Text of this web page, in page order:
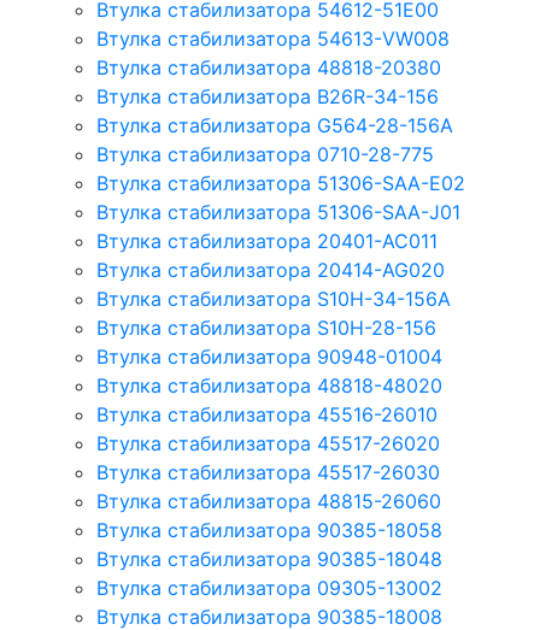
Втулка стабилизатора 54612-51E00
Втулка стабилизатора 54613-VW008
Втулка стабилизатора 48818-20380
Втулка стабилизатора B26R-34-156
Втулка стабилизатора G564-28-156A
Втулка стабилизатора 0710-28-775
Втулка стабилизатора 51306-SAA-E02
Втулка стабилизатора 51306-SAA-J01
Втулка стабилизатора 20401-AC011
Втулка стабилизатора 20414-AG020
Втулка стабилизатора S10H-34-156A
Втулка стабилизатора S10H-28-156
Втулка стабилизатора 90948-01004
Втулка стабилизатора 48818-48020
Втулка стабилизатора 45516-26010
Втулка стабилизатора 45517-26020
Втулка стабилизатора 45517-26030
Втулка стабилизатора 48815-26060
Втулка стабилизатора 90385-18058
Втулка стабилизатора 90385-18048
Втулка стабилизатора 09305-13002
Втулка стабилизатора 90385-18008